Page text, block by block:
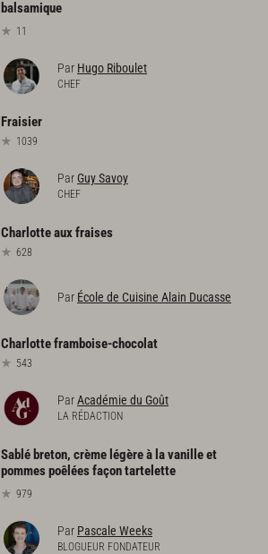
balsamique
11
Par Hugo Riboulet
CHEF
Fraisier
1039
ParGuy Savoy
CHEF
Charlotteauxfraises
628
Par École de Cuisine Alain Ducasse
Charlotteframboise-chocolat
543
ParAcadémie du Goût
LA RÉDACTION
Sablé breton, crème légère à la vanille et
pommes poêlées façon tartelette
979
Par Pascale Weeks
BLOGUEUR FONDATEUR